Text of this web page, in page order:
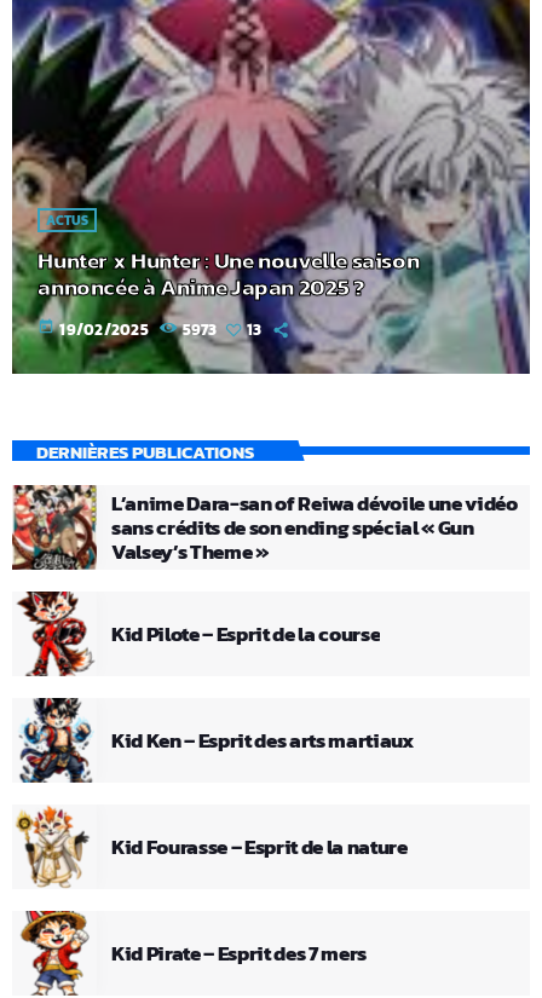
ACTUS
Hunter x Hunter : Une nouvelle saison
annoncée à Anime Japan 2025 ?
today 19/02/2025 5973 13
DERNIÈRES PUBLICATIONS
L’anime Dara-san of Reiwa dévoile une vidéo
sans crédits de son ending spécial « Gun
Valsey’s Theme »
Kid Pilote – Esprit de la course
Kid Ken – Esprit des arts martiaux
Kid Fourasse – Esprit de la nature
Kid Pirate – Esprit des 7 mers